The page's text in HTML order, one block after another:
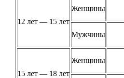
12 лет — 15 лет
Женщины
Мужчины
15 лет — 18 лет
Женщины